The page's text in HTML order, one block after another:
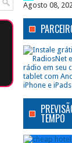
Agosto 08,
TEMPO